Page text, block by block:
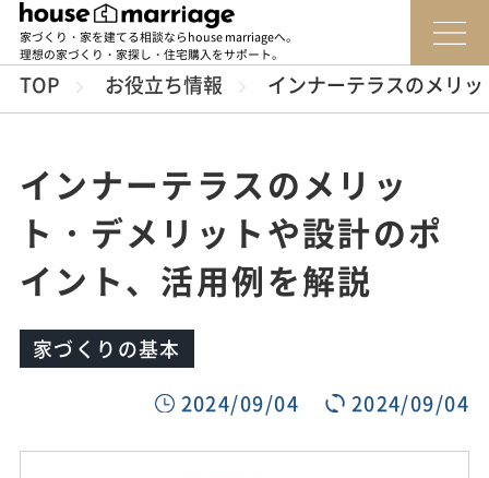
家づくり・家を建てる相談ならhouse marriageへ。
理想の家づくり・家探し・住宅購入をサポート。
TOP お役立ち情報 インナーテラスのメリ
インナーテラスのメリッ
ト・デメリットや設計のポ
イント、活用例を解説
家づくりの基本
2024/09/04
2024/09/04